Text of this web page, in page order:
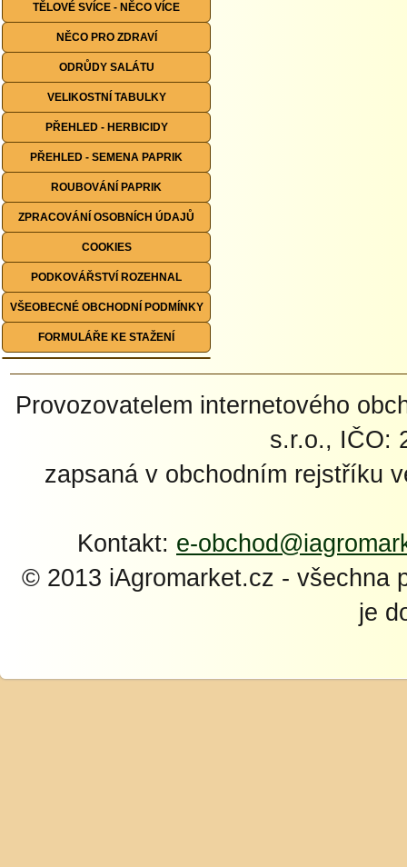
TĚLOVÉ SVÍCE - NĚCO VÍCE
NĚCO PRO ZDRAVÍ
ODRŮDY SALÁTU
VELIKOSTNÍ TABULKY
PŘEHLED - HERBICIDY
PŘEHLED - SEMENA PAPRIK
ROUBOVÁNÍ PAPRIK
ZPRACOVÁNÍ OSOBNÍCH ÚDAJŮ
COOKIES
PODKOVÁŘSTVÍ ROZEHNAL
VŠEOBECNÉ OBCHODNÍ PODMÍNKY
FORMULÁŘE KE STAŽENÍ
Provozovatelem internetového
s.r.o., IČO:
zapsaná v obchodním rejstříku
Kontakt: e-
© 2013 iAgromarket.cz - všechna
je